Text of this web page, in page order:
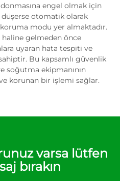
engel olmak için
düşerse otomatik olarak
modu yer almaktadır.
haline gelmeden önce
uyaran hata tespiti ve
Bu kapsamlı güvenlik
soğutma ekipmanının
korunan bir işlemi sağlar.
varsa lütfen
bırakın